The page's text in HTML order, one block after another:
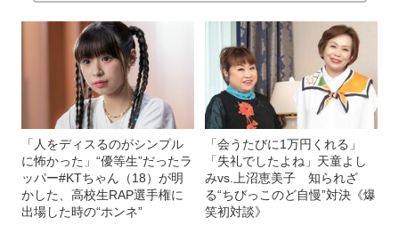
「人をディスるのがシンプル
に怖かった」“優等生”だったラ
ッパー#KTちゃん（18）が明
かした、高校生RAP選手権に
出場した時の“ホンネ”
「会うたびに1万円くれる」
「失礼でしたよね」天童よし
みvs.上沼恵美子 知られざ
る“ちびっこのど自慢”対決《爆
笑初対談》